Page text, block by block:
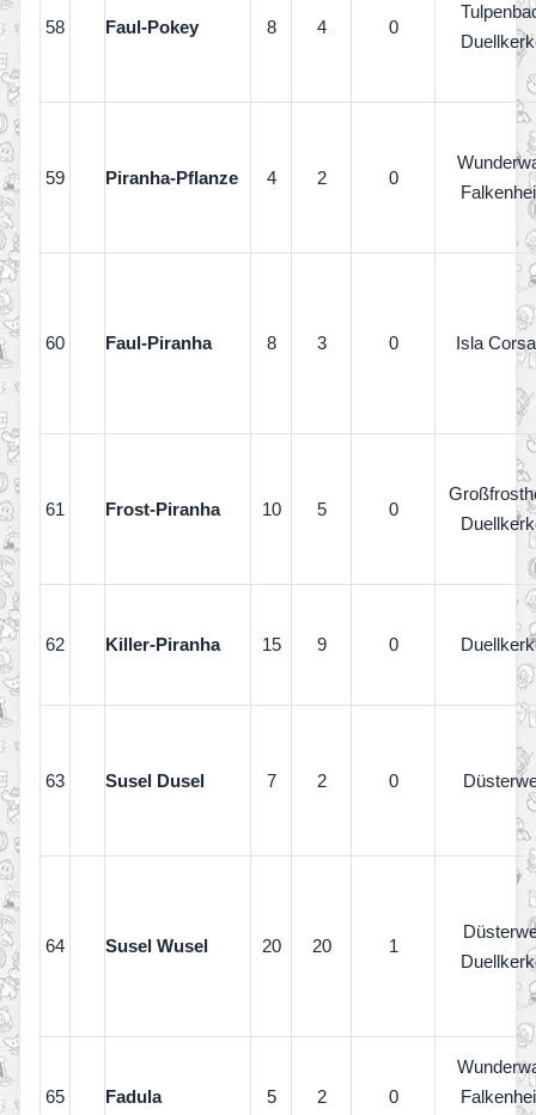
58 Faul-Pokey 8 4 0
59 Piranha-Pflanze 4 2 0
60 Faul-Piranha 8 3 0 Isla
61 Frost-Piranha 10 5 0
62 Killer-Piranha 15 9 0
63 Susel Dusel 7 2 0
64 Susel Wusel 20 20 1
65 Fadula 5 2 0